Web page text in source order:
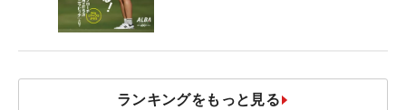
ランキングをもっと見る